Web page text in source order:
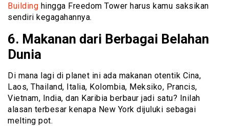
Building hingga Freedom Tower harus kamu saksikan
sendiri kegagahannya.
6. Makanan dari Berbagai Belahan
Dunia
Di mana lagi di planet ini ada makanan otentik Cina,
Laos, Thailand, Italia, Kolombia, Meksiko, Prancis,
Vietnam, India, dan Karibia berbaur jadi satu? Inilah
alasan terbesar kenapa New York dijuluki sebagai
melting pot.